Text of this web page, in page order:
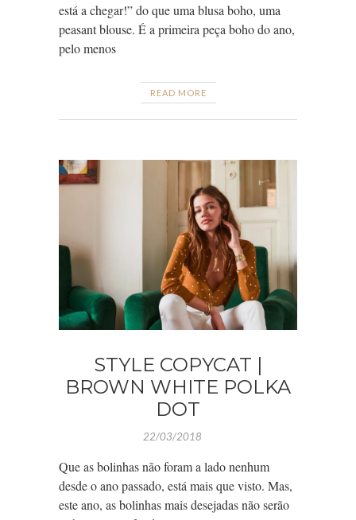
está a chegar!” do que uma blusa boho, uma
peasant blouse. É a primeira peça boho do ano,
pelo menos
READ MORE
STYLE COPYCAT |
BROWN WHITE POLKA
DOT
22/03/2018
Que as bolinhas não foram a lado nenhum
desde o ano passado, está mais que visto. Mas,
este ano, as bolinhas mais desejadas não serão